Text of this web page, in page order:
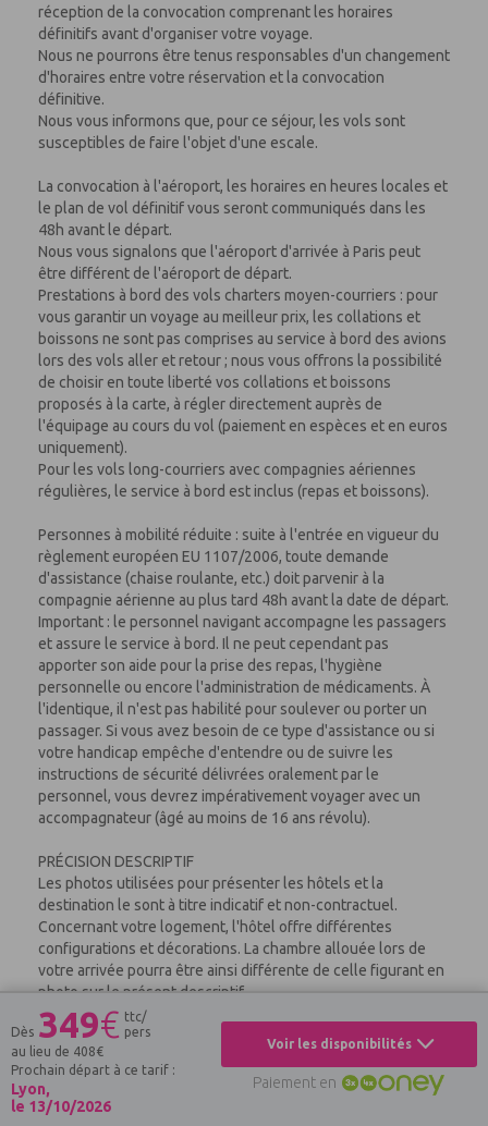
Dès 349€ ttc/
pers
au lieu de 408€
Prochain départ à ce tarif :
Lyon,
le 13/10/2026
Voir les disponibilités
Paiement en
réception de la convocation comprenant les horaires
définitifs avant d'organiser votre voyage.
Nous ne pourrons être tenus responsables d'un changement
d'horaires entre votre réservation et la convocation
définitive.
Nous vous informons que, pour ce séjour, les vols sont
susceptibles de faire l'objet d'une escale.
La convocation à l'aéroport, les horaires en heures locales et
le plan de vol définitif vous seront communiqués dans les
48h avant le départ.
Nous vous signalons que l'aéroport d'arrivée à Paris peut
être différent de l'aéroport de départ.
Prestations à bord des vols charters moyen-courriers : pour
vous garantir un voyage au meilleur prix, les collations et
boissons ne sont pas comprises au service à bord des avions
lors des vols aller et retour ; nous vous offrons la possibilité
de choisir en toute liberté vos collations et boissons
proposés à la carte, à régler directement auprès de
l'équipage au cours du vol (paiement en espèces et en euros
uniquement).
Pour les vols long-courriers avec compagnies aériennes
régulières, le service à bord est inclus (repas et boissons).
Personnes à mobilité réduite : suite à l'entrée en vigueur du
règlement européen EU 1107/2006, toute demande
d'assistance (chaise roulante, etc.) doit parvenir à la
compagnie aérienne au plus tard 48h avant la date de départ.
Important : le personnel navigant accompagne les passagers
et assure le service à bord. Il ne peut cependant pas
apporter son aide pour la prise des repas, l'hygiène
personnelle ou encore l'administration de médicaments. À
l'identique, il n'est pas habilité pour soulever ou porter un
passager. Si vous avez besoin de ce type d'assistance ou si
votre handicap empêche d'entendre ou de suivre les
instructions de sécurité délivrées oralement par le
personnel, vous devrez impérativement voyager avec un
accompagnateur (âgé au moins de 16 ans révolu).
PRÉCISION DESCRIPTIF
Les photos utilisées pour présenter les hôtels et la
destination le sont à titre indicatif et non-contractuel.
Concernant votre logement, l'hôtel offre différentes
configurations et décorations. La chambre allouée lors de
votre arrivée pourra être ainsi différente de celle figurant en
photo sur le présent descriptif.
Votre séjour est assuré par le tour opérateur suivant :
Plein Vent
VOUS AIMEREZ